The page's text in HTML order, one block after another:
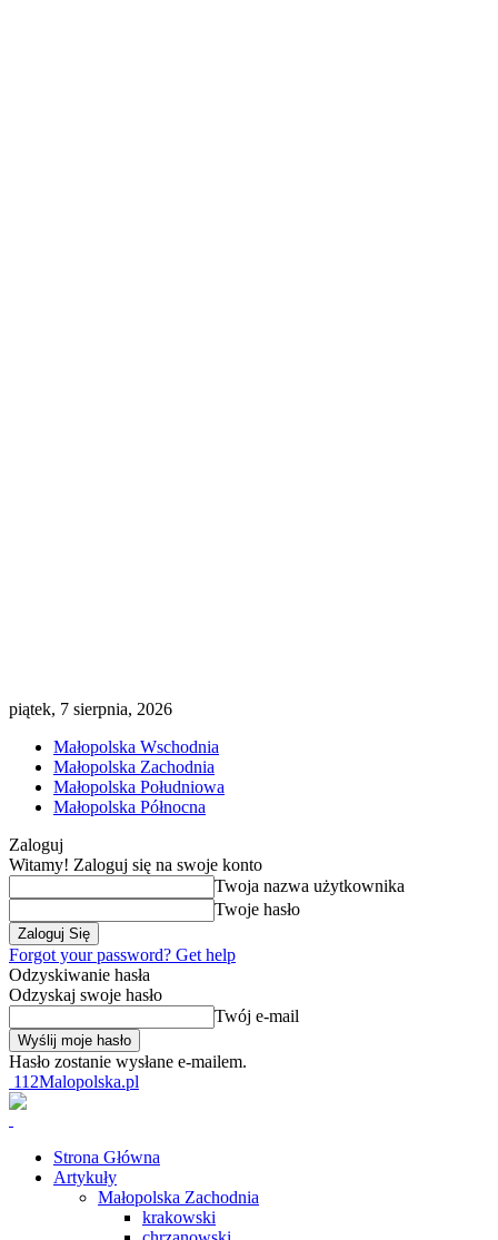
piątek, 7 sierpnia, 2026
Małopolska Wschodnia
Małopolska Zachodnia
Małopolska Południowa
Małopolska Północna
Zaloguj
Witamy! Zaloguj się na swoje konto
Twoja nazwa użytkownika
Twoje hasło
Forgot your password? Get help
Odzyskiwanie hasła
Odzyskaj swoje hasło
Twój e-mail
Hasło zostanie wysłane e-mailem.
112Malopolska.pl
Strona Główna
Artykuły
Małopolska Zachodnia
krakowski